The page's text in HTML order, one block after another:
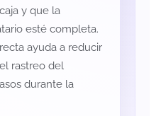
y que la
esté completa.
ayuda a reducir
rastreo del
durante la